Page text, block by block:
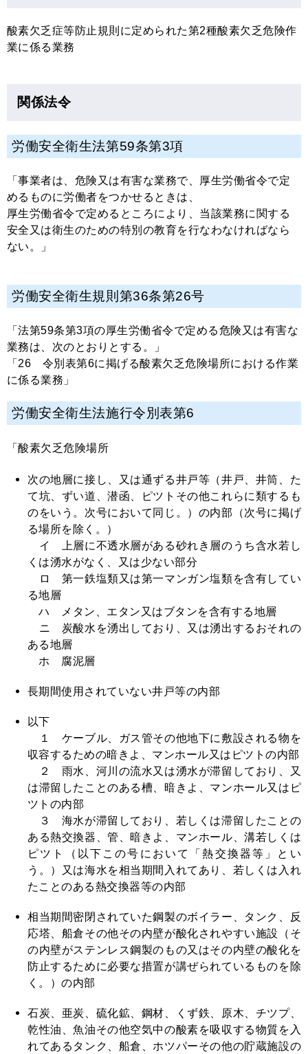
酸素欠乏症等防止規則に定められた第2種酸素欠乏危険作
業に係る業務
関係法令
労働安全衛生法第59条第3項
「事業者は、危険又は有害な業務で、厚生労働省令で定
めるものに労働者をつかせるときは、
厚生労働省令で定めるところにより、当該業務に関する
安全又は衛生のための特別の教育を行なわなければなら
ない。」
労働安全衛生規則第36条第26号
「法第59条第3項の厚生労働省令で定める危険又は有害な
業務は、次のとおりとする。」
「26 令別表第6に掲げる酸素欠乏危険場所における作業
に係る業務」
労働安全衛生法施行令別表第6
「酸素欠乏危険場所
次の地層に接し、又は通ずる井戸等（井戸、井筒、た
て坑、ずい道、潜函、ピツトその他これらに類するも
のをいう。次号において同じ。）の内部（次号に掲げ
る場所を除く。）
イ 上層に不透水層がある砂れき層のうち含水若し
くは湧水がなく、又は少ない部分
ロ 第一鉄塩類又は第一マンガン塩類を含有してい
る地層
ハ メタン、エタン又はブタンを含有する地層
ニ 炭酸水を湧出しており、又は湧出するおそれの
ある地層
ホ 腐泥層
長期間使用されていない井戸等の内部
以下
１ ケーブル、ガス管その他地下に敷設される物を
収容するための暗きよ、マンホール又はピツトの内部
２ 雨水、河川の流水又は湧水が滞留しており、又
は滞留したことのある槽、暗きよ、マンホール又はピ
ツトの内部
３ 海水が滞留しており、若しくは滞留したことの
ある熱交換器、管、暗きよ、マンホール、溝若しくは
ピツト（以下この号において「熱交換器等」とい
う。）又は海水を相当期間入れてあり、若しくは入れ
たことのある熱交換器等の内部
相当期間密閉されていた鋼製のボイラー、タンク、反
応塔、船倉その他その内壁が酸化されやすい施設（そ
の内壁がステンレス鋼製のもの又はその内壁の酸化を
防止するために必要な措置が講ぜられているものを除
く。）の内部
石炭、亜炭、硫化鉱、鋼材、くず鉄、原木、チツプ、
乾性油、魚油その他空気中の酸素を吸収する物質を入
れてあるタンク、船倉、ホツパーその他の貯蔵施設の